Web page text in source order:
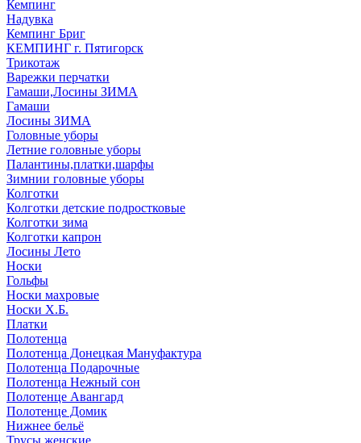
Кемпинг
Надувка
Кемпинг Бриг
КЕМПИНГ г. Пятигорск
Трикотаж
Варежки перчатки
Гамаши,Лосины ЗИМА
Гамаши
Лосины ЗИМА
Головные уборы
Летние головные уборы
Палантины,платки,шарфы
Зимнии головные уборы
Колготки
Колготки детские подростковые
Колготки зима
Колготки капрон
Лосины Лето
Носки
Гольфы
Носки махровые
Носки Х.Б.
Платки
Полотенца
Полотенца Донецкая Мануфактура
Полотенца Подарочные
Полотенца Нежный сон
Полотенце Авангард
Полотенце Домик
Нижнее бельё
Трусы женские